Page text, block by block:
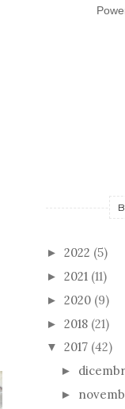
► 2022 (5)
► 2021 (11)
► 2020 (9)
► 2018 (21)
▼ 2017 (42)
►
►